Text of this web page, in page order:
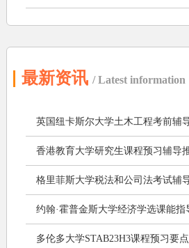
最新资讯 / Latest information
英国纽卡斯尔大学土木工程考前辅
香港教育大学研究生课程预习辅导
格里菲斯大学税法和公司法考试辅
约翰·霍普金斯大学经济学选课能指
多伦多大学STAB23H3课程预习要点